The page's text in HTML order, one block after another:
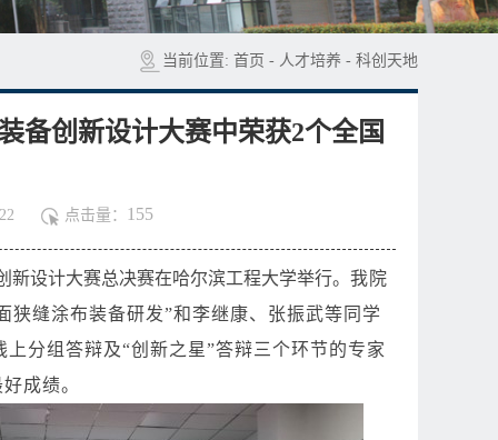
当前位置: 首页 - 人才培养 - 科创天地
备创新设计大赛中荣获2个全国
点击量： 155
新设计大赛总决赛在哈尔滨工程大学举行。 我院
缝涂布装备研发”和李继康、张振武等同学
分组答辩及“创新之星”答辩三个环节的专家
成绩。